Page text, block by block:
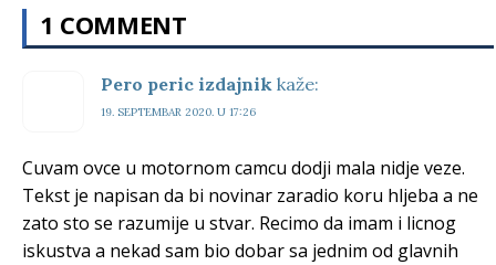
1 COMMENT
Pero peric izdajnik kaže:
19. SEPTEMBAR 2020. U 17:26
Cuvam ovce u motornom camcu dodji mala nidje veze.
Tekst je napisan da bi novinar zaradio koru hljeba a ne
zato sto se razumije u stvar. Recimo da imam i licnog
iskustva a nekad sam bio dobar sa jednim od glavnih